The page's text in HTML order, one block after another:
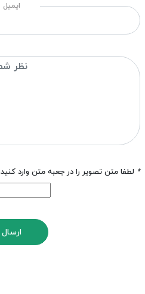
ایمیل
* لطفا متن تصویر را در جعبه متن وارد کنید
ارسال